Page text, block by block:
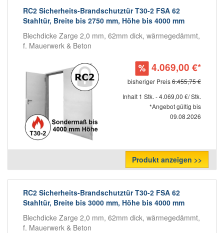
RC2 Sicherheits-Brandschutztür T30-2 FSA 62
Stahltür, Breite bis 2750 mm, Höhe bis 4000 mm
Blechdicke Zarge 2,0 mm, 62mm dick, wärmegedämmt,
f. Mauerwerk & Beton
4.069,00 €*
bisheriger Preis6.455,75 €
Inhalt 1 Stk. - 4.069,00 €/ Stk.
*Angebot gültig bis
09.08.2026
Produkt anzeigen >>
RC2 Sicherheits-Brandschutztür T30-2 FSA 62
Stahltür, Breite bis 3000 mm, Höhe bis 4000 mm
Blechdicke Zarge 2,0 mm, 62mm dick, wärmegedämmt,
f. Mauerwerk & Beton